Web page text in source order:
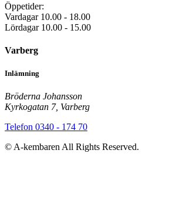
Öppetider:
Vardagar 10.00 - 18.00
Lördagar 10.00 - 15.00
Varberg
Inlämning
Bröderna Johansson
Kyrkogatan 7, Varberg
Telefon 0340 - 174 70
© A-kembaren All Rights Reserved.